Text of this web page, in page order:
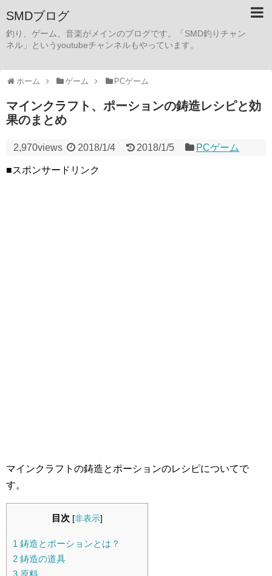
SMDブログ
釣り、ゲーム、音楽がメインのブログです。「SMD釣りチャン
ネル」というyoutubeチャンネルもやっています。
ホーム ゲーム PCゲーム
マインクラフト、ポーションの鋳造レシピと効
果のまとめ
2,970views 2018/1/4 2018/1/5 PCゲーム
■スポンサードリンク
マインクラフトの鋳造とポーションのレシピについてで
す。
目次 [非表示]
1 鋳造とポーションとは？
2 鋳造の道具